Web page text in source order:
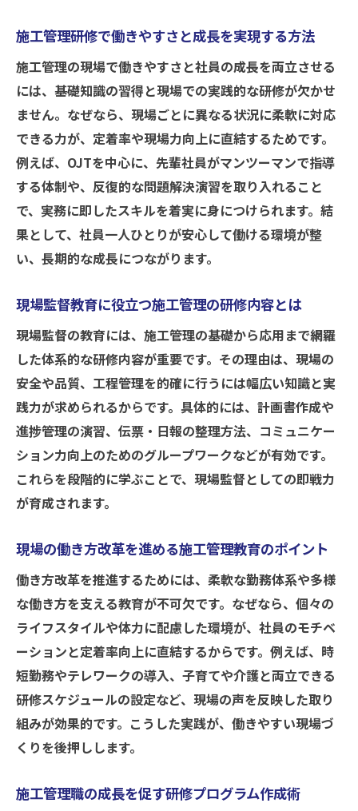
施工管理研修で働きやすさと成長を実現する方法
施工管理の現場で働きやすさと社員の成長を両立させる
には、基礎知識の習得と現場での実践的な研修が欠かせ
ません。なぜなら、現場ごとに異なる状況に柔軟に対応
できる力が、定着率や現場力向上に直結するためです。
例えば、OJTを中心に、先輩社員がマンツーマンで指導
する体制や、反復的な問題解決演習を取り入れること
で、実務に即したスキルを着実に身につけられます。結
果として、社員一人ひとりが安心して働ける環境が整
い、長期的な成長につながります。
現場監督教育に役立つ施工管理の研修内容とは
現場監督の教育には、施工管理の基礎から応用まで網羅
した体系的な研修内容が重要です。その理由は、現場の
安全や品質、工程管理を的確に行うには幅広い知識と実
践力が求められるからです。具体的には、計画書作成や
進捗管理の演習、伝票・日報の整理方法、コミュニケー
ション力向上のためのグループワークなどが有効です。
これらを段階的に学ぶことで、現場監督としての即戦力
が育成されます。
現場の働き方改革を進める施工管理教育のポイント
働き方改革を推進するためには、柔軟な勤務体系や多様
な働き方を支える教育が不可欠です。なぜなら、個々の
ライフスタイルや体力に配慮した環境が、社員のモチベ
ーションと定着率向上に直結するからです。例えば、時
短勤務やテレワークの導入、子育てや介護と両立できる
研修スケジュールの設定など、現場の声を反映した取り
組みが効果的です。こうした実践が、働きやすい現場づ
くりを後押しします。
施工管理職の成長を促す研修プログラム作成術